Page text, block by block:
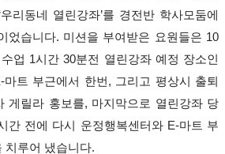
‘우리동네 열린강좌’를 경전반 학사모둠에
었습니다. 미션을 부여받은 요원들은 10
업 1시간30분전 열린강좌 예정 장소인
마트 부근에서 한번 , 그리고 평상시 출퇴
게릴라 홍보를, 마지막으로 열린강좌 당
간 전에 다시 운정행복센터와 E-마트 부
치루어 냈습니다.